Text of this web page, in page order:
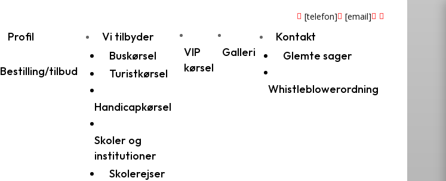
 [telefon] [email] 
Profil
Bestilling/tilbud
Vi tilbyder
Buskørsel
Turistkørsel
Handicapkørsel
Skoler og
institutioner
Skolerejser
VIP
kørsel
Galleri
Kontakt
Glemte sager
Whistleblowerordning